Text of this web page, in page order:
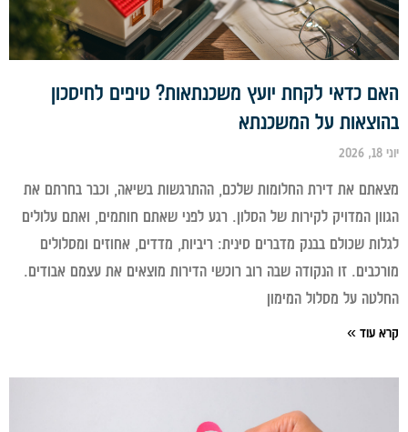
כדאי לקחת יועץ משכנתאות? טיפים לחיסכון
על המשכנתא
את דירת החלומות שלכם, ההתרגשות בשיאה, וכבר בחרתם את
המדויק לקירות של הסלון. רגע לפני שאתם חותמים, ואתם עלולים
שכולם בבנק מדברים סינית: ריביות, מדדים, אחוזים ומסלולים
זו הנקודה שבה רוב רוכשי הדירות מוצאים את עצמם אבודים.
על מסלול המימון
עוד »